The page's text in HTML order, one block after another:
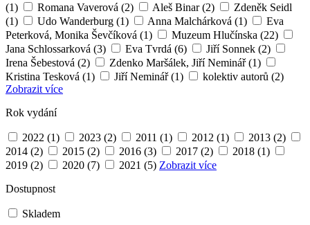
(1)
Romana Vaverová (2) Aleš Binar(2)
Zdeněk Seidl
(1)
Udo Wanderburg (1) Anna Malchárková (1)
Eva
Peterková, Monika Ševčíková (1) Muzeum Hlučínska (22)
Jana Schlossarková (3) Eva Tvrdá (6) Jiří Sonnek (2)
Irena Šebestová (2) Zdenko Maršálek, Jiří Neminář(1)
Kristina Tesková (1) Jiří Neminář(1) kolektiv autorů (2)
Zobrazit více
Rok vydání
2022 (1) 2023 (2) 2011 (1) 2012 (1) 2013 (2)
2014 (2) 2015 (2) 2016 (3) 2017 (2) 2018 (1)
2019 (2) 2020 (7) 2021 (5) Zobrazit více
Dostupnost
Skladem